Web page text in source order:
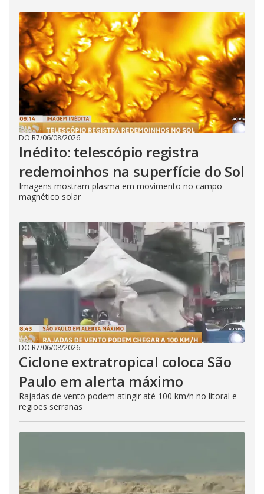
DO R7/06/08/2026
Inédito: telescópio registra
redemoinhos na superfície do Sol
Imagens mostram plasma em movimento no campo
magnético solar
DO R7/06/08/2026
Ciclone extratropical coloca São
Paulo em alerta máximo
Rajadas de vento podem atingir até 100 km/h no litoral e
regiões serranas